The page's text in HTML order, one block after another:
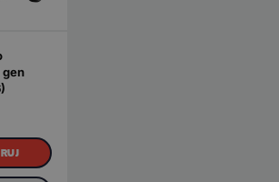
gen